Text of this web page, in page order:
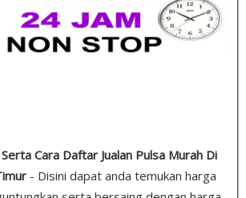
Cara Daftar Jualan Pulsa Murah Di
- Disini dapat anda temukan harga